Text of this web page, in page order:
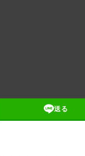
送る